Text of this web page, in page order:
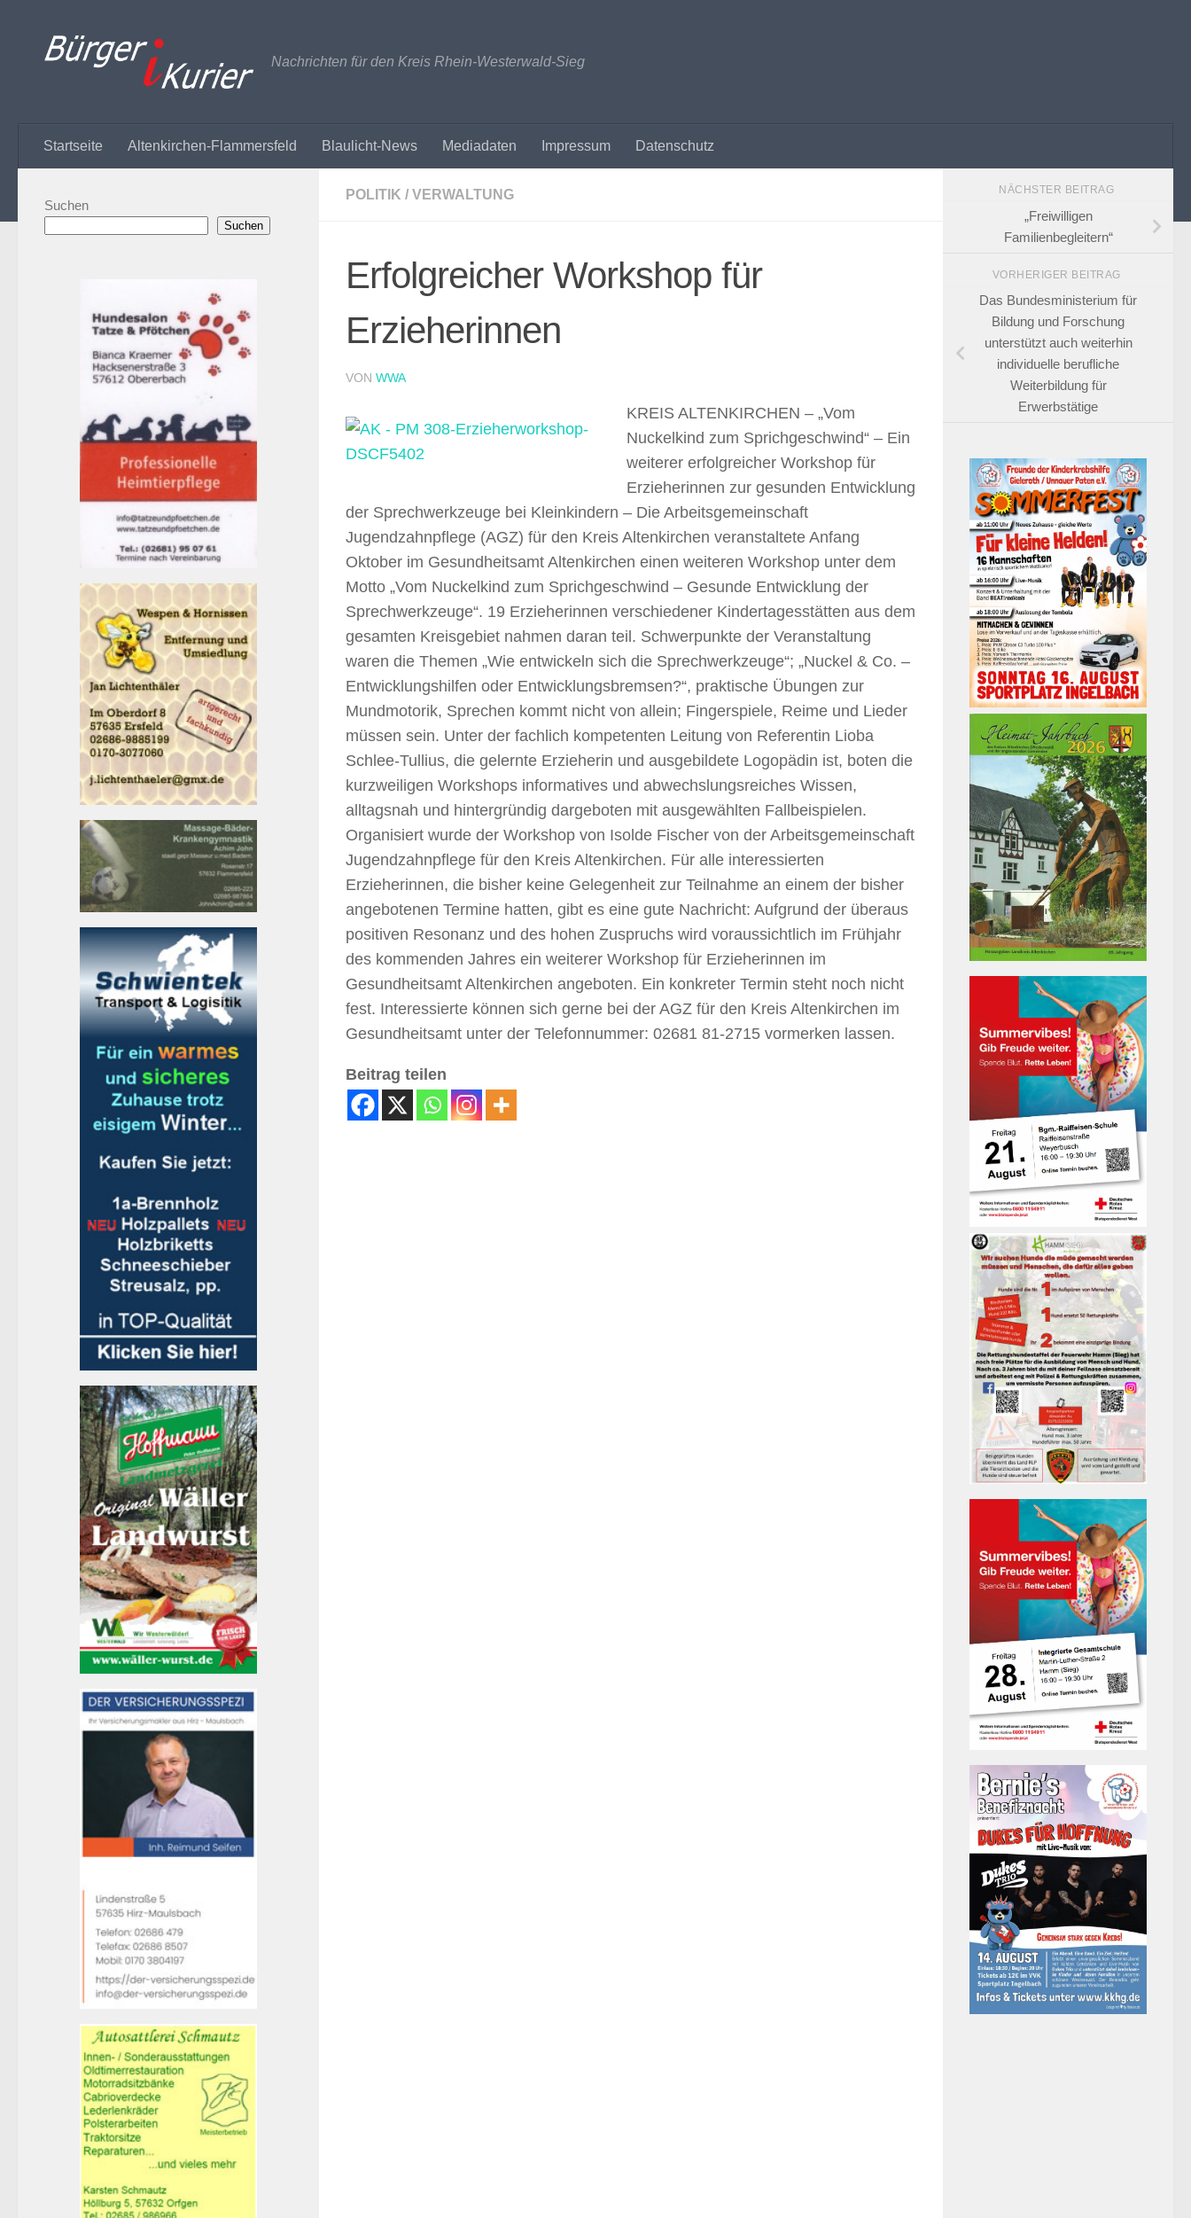
Nachrichten für den Kreis Rhein-Westerwald-Sieg
Startseite Altenkirchen-Flammersfeld Blaulicht-News Mediadaten Impressum Datenschutz
POLITIK / VERWALTUNG
Erfolgreicher Workshop für
Erzieherinnen
VON WWA
KREIS ALTENKIRCHEN – „Vom
Nuckelkind zum Sprichgeschwind“ – Ein
weiterer erfolgreicher Workshop für
Erzieherinnen zur gesunden Entwicklung
der Sprechwerkzeuge bei Kleinkindern – Die Arbeitsgemeinschaft
Jugendzahnpflege (AGZ) für den Kreis Altenkirchen veranstaltete Anfang
Oktober im Gesundheitsamt Altenkirchen einen weiteren Workshop unter dem
Motto „Vom Nuckelkind zum Sprichgeschwind – Gesunde Entwicklung der
Sprechwerkzeuge“. 19 Erzieherinnen verschiedener Kindertagesstätten aus dem
gesamten Kreisgebiet nahmen daran teil. Schwerpunkte der Veranstaltung
waren die Themen „Wie entwickeln sich die Sprechwerkzeuge“; „Nuckel & Co. –
Entwicklungshilfen oder Entwicklungsbremsen?“, praktische Übungen zur
Mundmotorik, Sprechen kommt nicht von allein; Fingerspiele, Reime und Lieder
müssen sein. Unter der fachlich kompetenten Leitung von Referentin Lioba
Schlee-Tullius, die gelernte Erzieherin und ausgebildete Logopädin ist, boten die
kurzweiligen Workshops informatives und abwechslungsreiches Wissen,
alltagsnah und hintergründig dargeboten mit ausgewählten Fallbeispielen.
Organisiert wurde der Workshop von Isolde Fischer von der Arbeitsgemeinschaft
Jugendzahnpflege für den Kreis Altenkirchen. Für alle interessierten
Erzieherinnen, die bisher keine Gelegenheit zur Teilnahme an einem der bisher
angebotenen Termine hatten, gibt es eine gute Nachricht: Aufgrund der überaus
positiven Resonanz und des hohen Zuspruchs wird voraussichtlich im Frühjahr
des kommenden Jahres ein weiterer Workshop für Erzieherinnen im
Gesundheitsamt Altenkirchen angeboten. Ein konkreter Termin steht noch nicht
fest. Interessierte können sich gerne bei der AGZ für den Kreis Altenkirchen im
Gesundheitsamt unter der Telefonnummer: 02681 81-2715 vormerken lassen.
Beitrag teilen
Suchen
Suchen
NÄCHSTER BEITRAG
„Freiwilligen
Familienbegleitern“
VORHERIGER BEITRAG
Das Bundesministerium für
Bildung und Forschung
unterstützt auch weiterhin
individuelle berufliche
Weiterbildung für
Erwerbstätige